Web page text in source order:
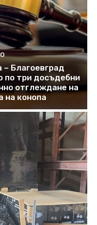
– Благоевград
по три досъдебни
отглеждане на
на конопа